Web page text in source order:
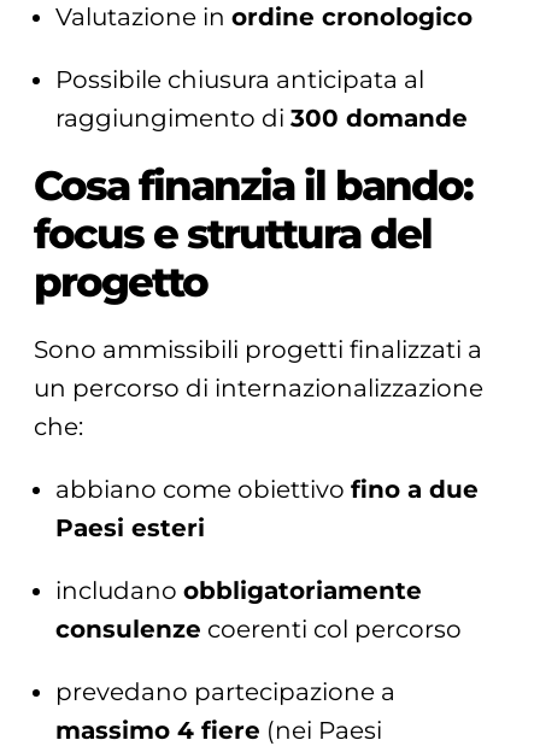
Valutazione in ordine cronologico
Possibile chiusura anticipata al
raggiungimento di 300 domande
Cosa finanzia il bando:
focus e struttura del
progetto
Sono ammissibili progetti finalizzati a
un percorso di internazionalizzazione
che:
abbiano come obiettivo fino a due
Paesi esteri
includano obbligatoriamente
consulenze coerenti col percorso
prevedano partecipazione a
massimo 4 fiere (nei Paesi